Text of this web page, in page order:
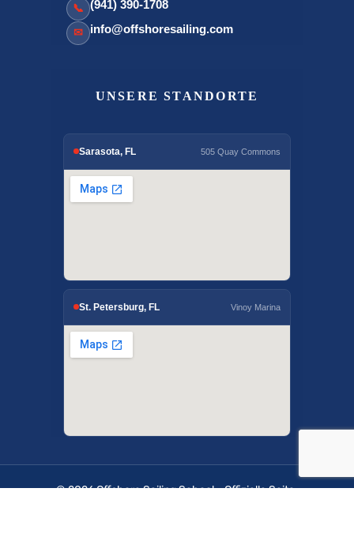
📞 (941) 390-1708
✉ info@offshoresailing.com
UNSERE STANDORTE
Sarasota, FL 505 Quay Commons
St. Petersburg, FL Vinoy Marina
© 2026 Offshore Sailing School - Offizielle Seite.